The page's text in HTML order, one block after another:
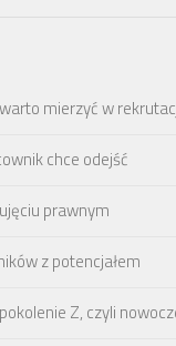
mierzyć w
chce odejść
prawnym
z potencjałem
Z, czyli